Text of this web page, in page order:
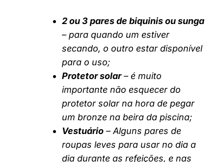
2 ou 3 pares de biquinis ou sunga
– para quando um estiver
secando, o outro estar disponível
para o uso;
Protetor solar– é muito
importante não esquecer do
protetor solar na hora de pegar
um bronze na beira da piscina;
Vestuário – Alguns pares de
roupas leves para usar no dia a
dia durante as refeições, e nas